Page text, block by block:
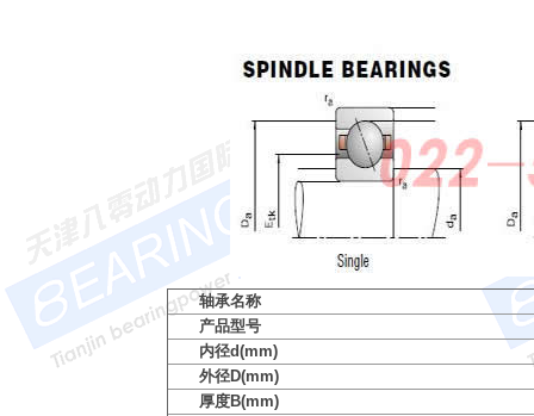
轴承名称
产品型号
内径d(mm)
外径D(mm)
厚度B(mm)